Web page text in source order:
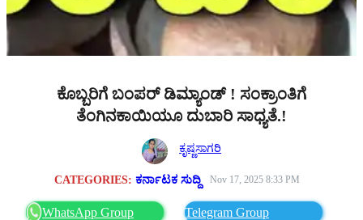
ಕೊಬ್ಬರಿಗೆ ಬಂಪರ್ ಡಿಮ್ಯಾಂಡ್ ! ಸಂಕ್ರಾಂತಿಗೆ
ತೆಂಗಿನಕಾಯಿಯೂ ದುಬಾರಿ ಸಾಧ್ಯತೆ.!
ಕೃಷ್ಣಸಾಗರಿ
CATEGORIES:ಕರ್ನಾಟಕ ಸುದ್ದಿ Nov 17, 2025 8:33 PM
WhatsApp Group Telegram Group